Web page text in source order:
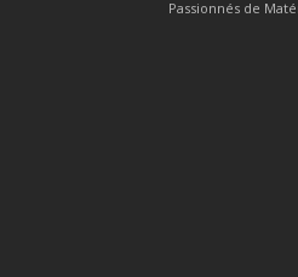
Passionnés de